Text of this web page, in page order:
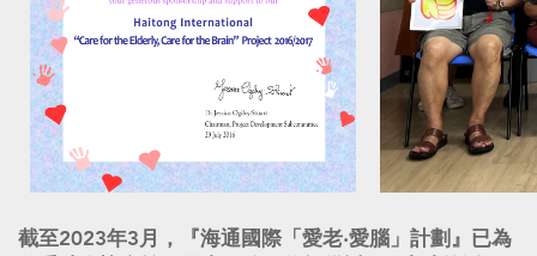
截至2023年3月，『海通國際「愛老‧愛腦」計劃』已為